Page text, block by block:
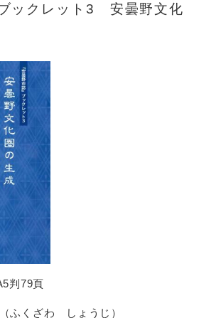
ックレット3 安曇野文化
判79頁
くざわ しょうじ）